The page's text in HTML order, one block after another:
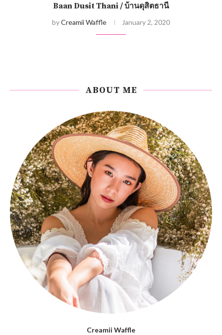
Baan Dusit Thani / บ้านดุสิตธานี
byCreamii Waffle January 2, 2020
ABOUT ME
Creamii Waffle